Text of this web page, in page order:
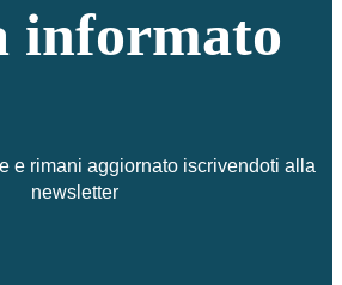
informato
e rimani aggiornato iscrivendoti alla
newsletter